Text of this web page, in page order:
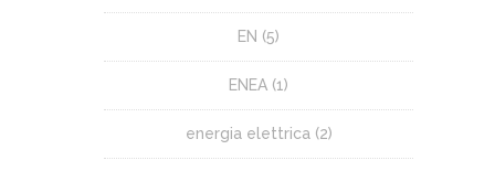
EN (5)
ENEA (1)
energia elettrica (2)